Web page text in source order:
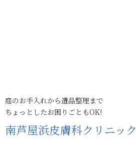
庭のお手入れから遺品整理まで
ちょっとしたお困りごともOK!
南芦屋浜皮膚科クリニック